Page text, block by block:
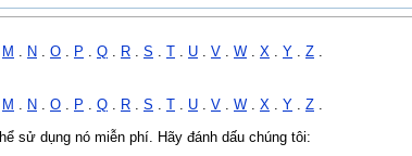
M . N . O . P . Q . R . S . . U . V . W . X . Y . Z .
M N O P Q R S T U V W X Y Z
sử dụng nó miễn phí. Hãy đánh dấu chúng tôi: